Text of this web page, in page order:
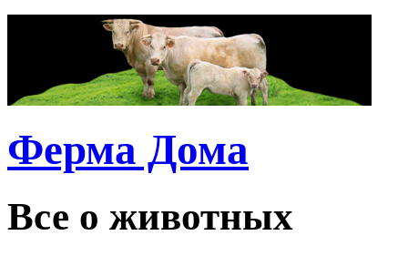
Ферма Дома
Все о животных